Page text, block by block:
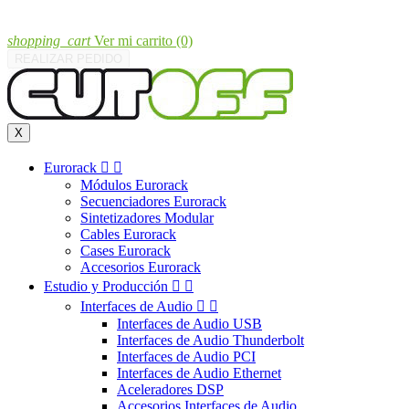
shopping_cart Ver mi carrito (0)
X
Eurorack  
Módulos Eurorack
Secuenciadores Eurorack
Sintetizadores Modular
Cables Eurorack
Cases Eurorack
Accesorios Eurorack
Estudio y Producción  
Interfaces de Audio  
Interfaces de Audio USB
Interfaces de Audio Thunderbolt
Interfaces de Audio PCI
Interfaces de Audio Ethernet
Aceleradores DSP
Accesorios Interfaces de Audio